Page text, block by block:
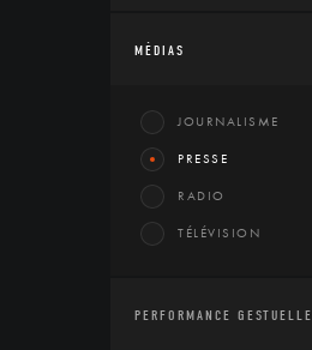
MÉDIAS
JOURNALISME
PRESSE
RADIO
TÉLÉVISION
PERFORMANCE GESTUELLE